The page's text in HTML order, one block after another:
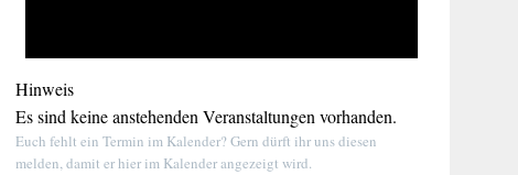
Hinweis
Es sind keine anstehenden Veranstaltungen vorhanden.
Euch fehlt ein Termin im Kalender? Gern dürft ihr uns diesen
melden, damit er hier im Kalender angezeigt wird.